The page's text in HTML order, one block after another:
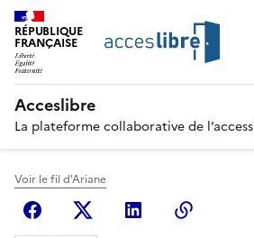
RÉPUBLIQUE
FRANÇAISE
Acceslibre
La plateforme collaborative de
Voir le fil d'Ariane
FacebookX (anciennement
Linkedin